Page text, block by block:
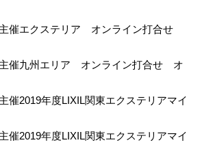
催エクステリア オンライン打合せ
催九州エリア オンライン打合せ オ
催2019年度LIXIL関東エクステリアマイ
催2019年度LIXIL関東エクステリアマイ